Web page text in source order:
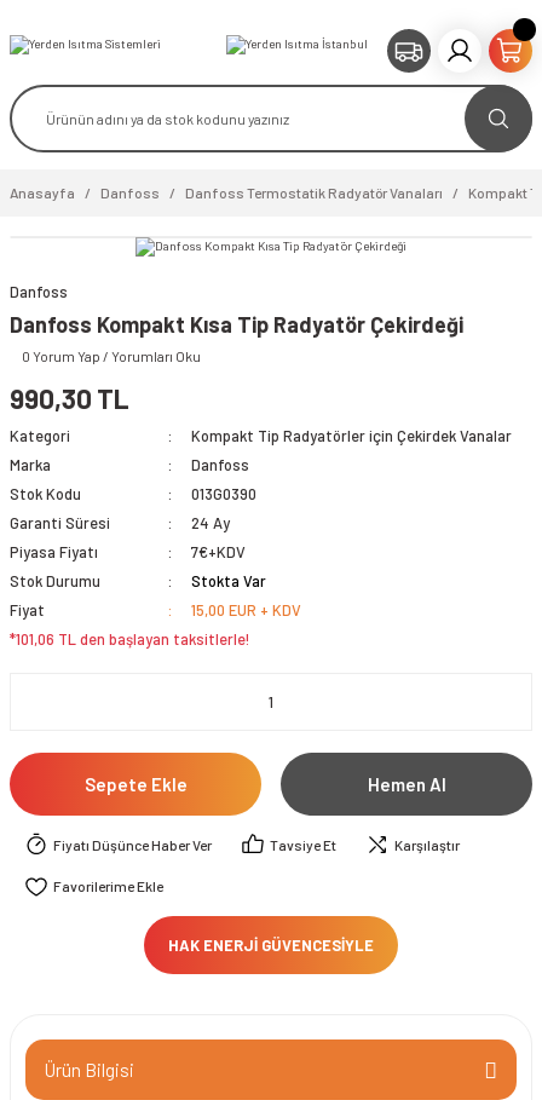
Anasayfa Danfoss Danfoss Termostatik Radyatör Vanaları Kompakt
Danfoss
Danfoss Kompakt Kısa Tip Radyatör Çekirdeği
0 Yorum Yap / Yorumları Oku
990,30 TL
Kategori
Kompakt Tip Radyatörler için Çekirdek Vanalar
Marka
Danfoss
Stok Kodu
013G0390
Garanti Süresi
24 Ay
Piyasa Fiyatı
7€+KDV
Stok Durumu
Stokta Var
Fiyat
15,00 EUR + KDV
*101,06 TL den başlayan taksitlerle!
Sepete Ekle Hemen Al
Fiyatı Düşünce Haber Ver Tavsiye Et Karşılaştır
HAK ENERJİ GÜVENCESİYLE
Ürün Bilgisi